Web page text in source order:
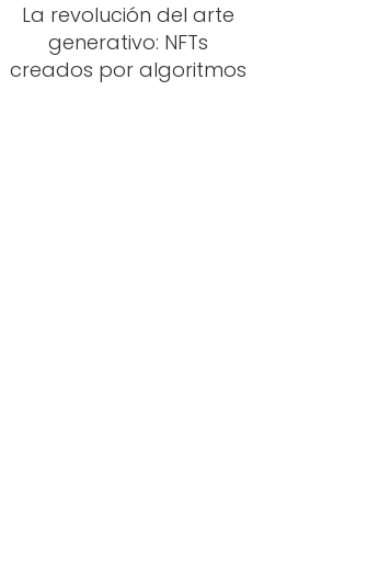
La revolución del arte
generativo: NFTs
creados por algoritmos